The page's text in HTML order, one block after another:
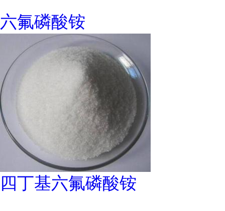
六氟磷酸铵
四丁基六氟磷酸铵